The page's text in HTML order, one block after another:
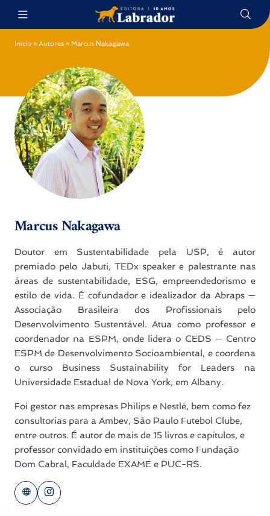
Início » Autores » Marcus Nakagawa
Marcus Nakagawa
Doutor em Sustentabilidade pela USP, é autor
premiado pelo Jabuti, TEDx speaker e palestrante nas
áreas de sustentabilidade, ESG, empreendedorismo e
estilo de vida. É cofundador e idealizador da Abraps —
Associação Brasileira dos Profissionais pelo
Desenvolvimento Sustentável. Atua como professor e
coordenador na ESPM, onde lidera o CEDS — Centro
ESPM de Desenvolvimento Socioambiental, e coordena
o curso Business Sustainability for Leaders na
Universidade Estadual de Nova York, em Albany.
Foi gestor nas empresas Philips e Nestlé, bem como fez
consultorias para a Ambev, São Paulo Futebol Clube,
entre outros. É autor de mais de 15 livros e capítulos, e
professor convidado em instituições como Fundação
Dom Cabral, Faculdade EXAME e PUC-RS.